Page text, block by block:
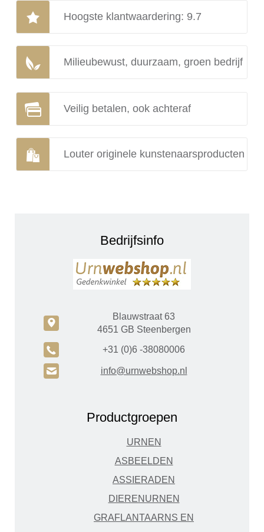
Hoogste klantwaardering: 9.7
Milieubewust, duurzaam, groen bedrijf
Veilig betalen, ook achteraf
Louter originele kunstenaarsproducten
Bedrijfsinfo
c
Blauwstraat 63
4651 GB Steenbergen
A +31 (0)6 -38080006
H info@urnwebshop.nl
Productgroepen
URNEN
ASBEELDEN
ASSIERADEN
DIERENURNEN
GRAFLANTAARNS EN